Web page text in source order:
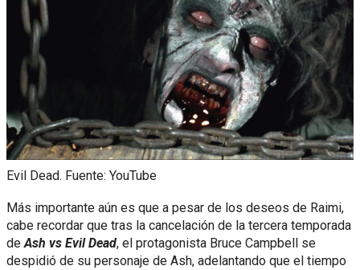
Evil Dead. Fuente: YouTube
Más importante aún es que a pesar de los deseos de Raimi,
cabe recordar que tras la cancelación de la tercera temporada
deAsh vs Evil Dead, el protagonista Bruce Campbell se
despidió de su personaje de Ash, adelantando que el tiempo